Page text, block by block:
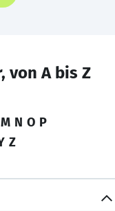
von A bis Z
M N O P
Z